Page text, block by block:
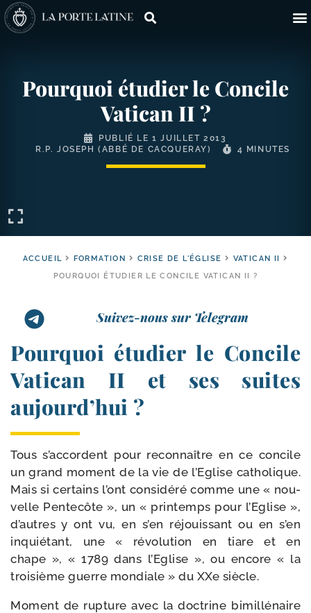
Pourquoi étudier le Concile
Vatican II ?
PUBLIÉ LE1 JUILLET 2013
R.P. JOSEPH (ABBÉ DE CACQUERAY)
4 MINUTES
ACCUEIL FORMATION CRISE DE L'ÉGLISE
VATICAN II
POURQUOI ÉTUDIER LE CONCILE VATICAN II ?
Suivez-nous sur Telegram
Pourquoi étudier le Concile
Vatican II et ses suites
aujourd’hui ?
Tous s’accordent pour recon­naître en ce concile
un grand moment de la vie de l’Eglise catho­lique.
Mais si cer­tains l’ont consi­dé­ré comme une « nou­
velle Pentecôte », un « prin­temps pour l’Eglise »,
d’autres y ont vu, en s’en réjouis­sant ou en s’en
inquié­tant, une « révo­lu­tion en tiare et en
chape », « 1789 dans l’Eglise », ou encore « la
troi­sième guerre mon­diale » du XXe siècle.
Moment de rup­ture avec la doc­trine bimil­lé­naire